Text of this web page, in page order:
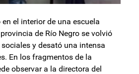
el interior de una escuela
de Río Negro se volvió
y desató una intensa
En los fragmentos de la
observar a la directora del